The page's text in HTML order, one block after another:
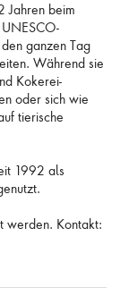
Jahren beim
ganzen Tag
Während sie
Kokerei-
oder sich wie
tierische
1992 als
werden. Kontakt: